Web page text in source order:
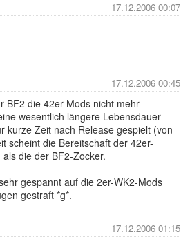
17.12.2006 00:07
17.12.2006 00:45
BF2 die 42er Mods nicht mehr
wesentlich längere Lebensdauer
kurze Zeit nach Release gespielt (von
scheint die Bereitschaft der 42er-
die der BF2-Zocker.
gespannt auf die 2er-WK2-Mods
gestraft *g*.
17.12.2006 01:15